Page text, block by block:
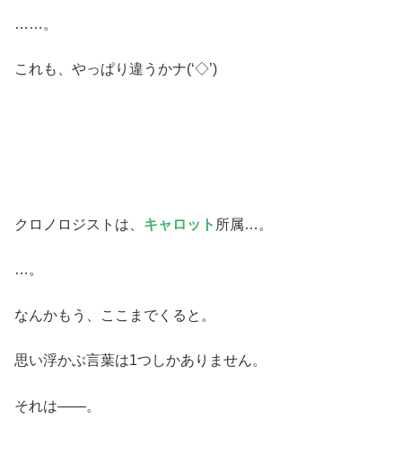
……。
これも、やっぱり違うかナ(‘◇’)ゞ
クロノロジストは、 キャロット 所属…。
…。
なんかもう、ここまでくると。
思い浮かぶ言葉は1つしかありません。
それは――。